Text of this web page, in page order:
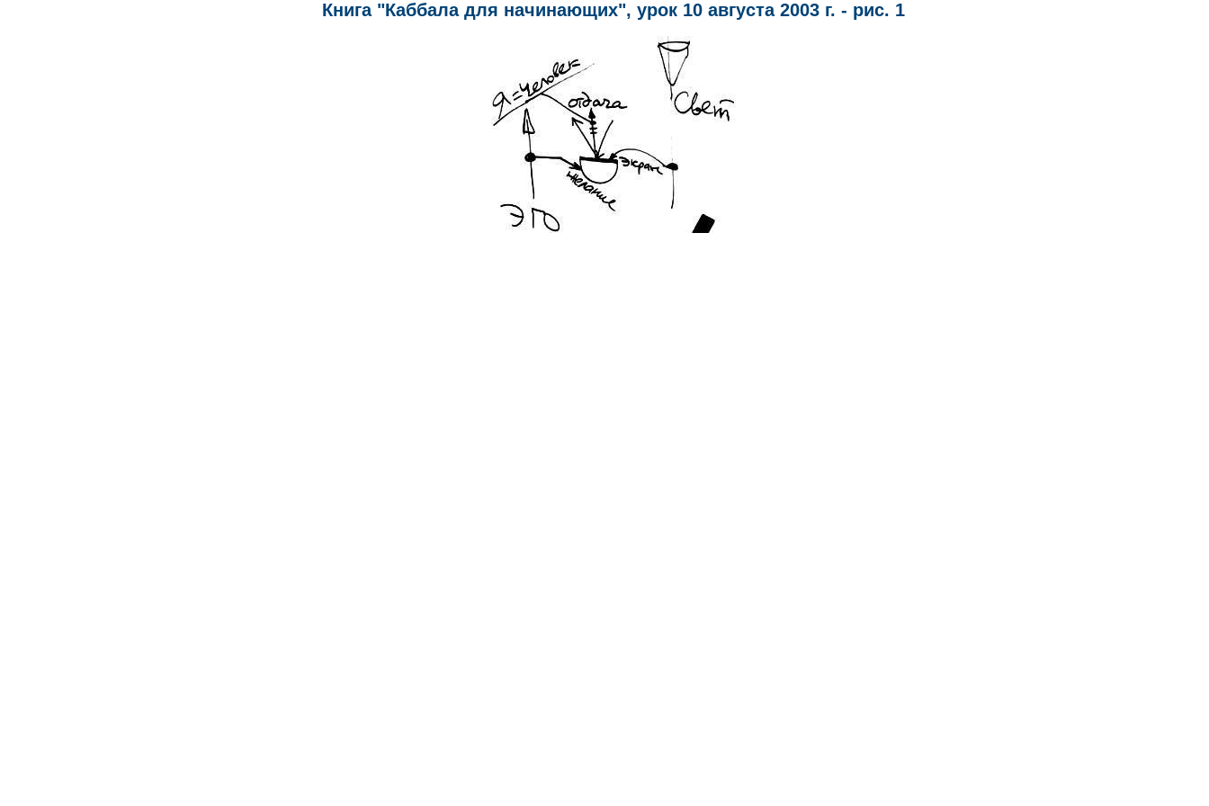
Книга "Каббала для начинающих", урок 10 августа 2003 г. - рис. 1